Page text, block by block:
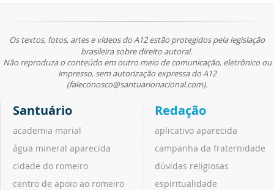
Os textos, fotos, artes e vídeos do A12 estão protegidos pela legislação
brasileira sobre direito autoral.
Não reproduza o conteúdo em outro meio de comunicação, eletrônico ou
impresso, sem autorização expressa do A12
(faleconosco@santuarionacional.com).
Santuário
academia marial
água mineral aparecida
cidade do romeiro
centro de apoio ao romeiro
Redação
aplicativo aparecida
campanha da fraternidade
dúvidas religiosas
espiritualidade